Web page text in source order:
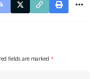
fields are marked *